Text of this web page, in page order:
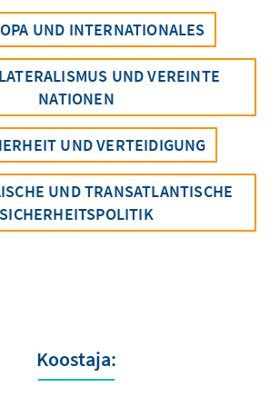
UND INTERNATIONALES
UND VEREINTE
NATIONEN
UND VERTEIDIGUNG
UND TRANSATLANTISCHE
SICHERHEITSPOLITIK
Koostaja: